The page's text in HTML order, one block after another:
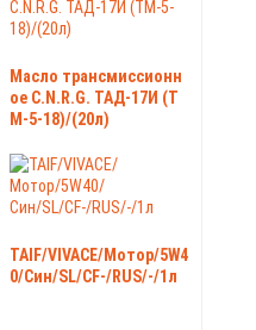
Масло трансмиссионн
ое C.N.R.G. ТАД-17И (Т
М-5-18)/(20л)
TAIF/VIVACE/Мотор/5W4
0/Син/SL/CF-/RUS/-/1л